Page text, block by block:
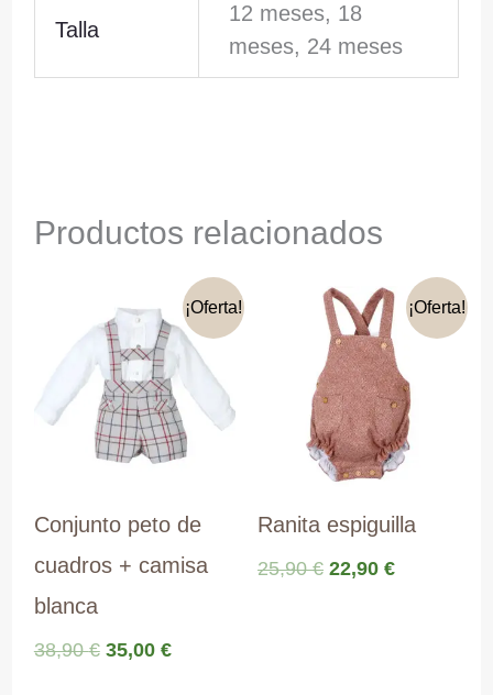
Talla
12 meses, 18
meses, 24 meses
Productos relacionados
¡Oferta!
Conjunto peto de
cuadros + camisa
blanca
38,90€ El
35,00 €El
¡Oferta!
Ranita espiguilla
25,90€ El
22,90 €El